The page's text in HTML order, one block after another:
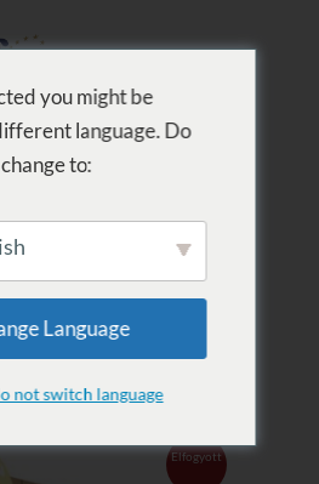
Elfogyott
you might be
language. Do
to:
Language
not switch language